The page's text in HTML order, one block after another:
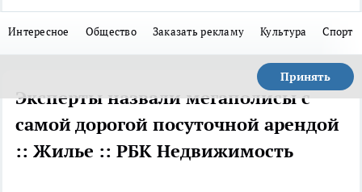
Интересное Общество Заказать рекламу Культура Спорт
Принять
Эксперты назвали мегаполисы с
самой дорогой посуточной арендой
:: Жилье :: РБК Недвижимость